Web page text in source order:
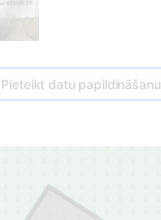
Pieteikt datu papildināšanu